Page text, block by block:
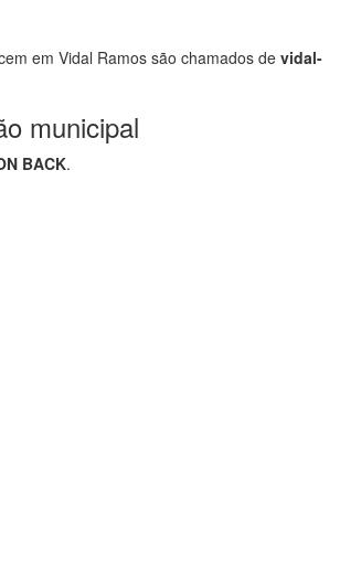
em Vidal Ramos são chamados de vidal-
municipal
BACK.